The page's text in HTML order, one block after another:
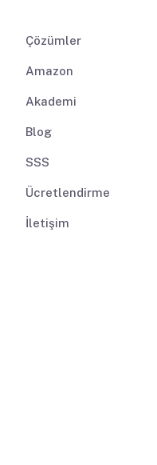
Çözümler
Amazon
Akademi
Blog
SSS
Ücretlendirme
İletişim
Amerika'da ürün
oluşturmak
zorunludur. İlk
seçimini yaparak,